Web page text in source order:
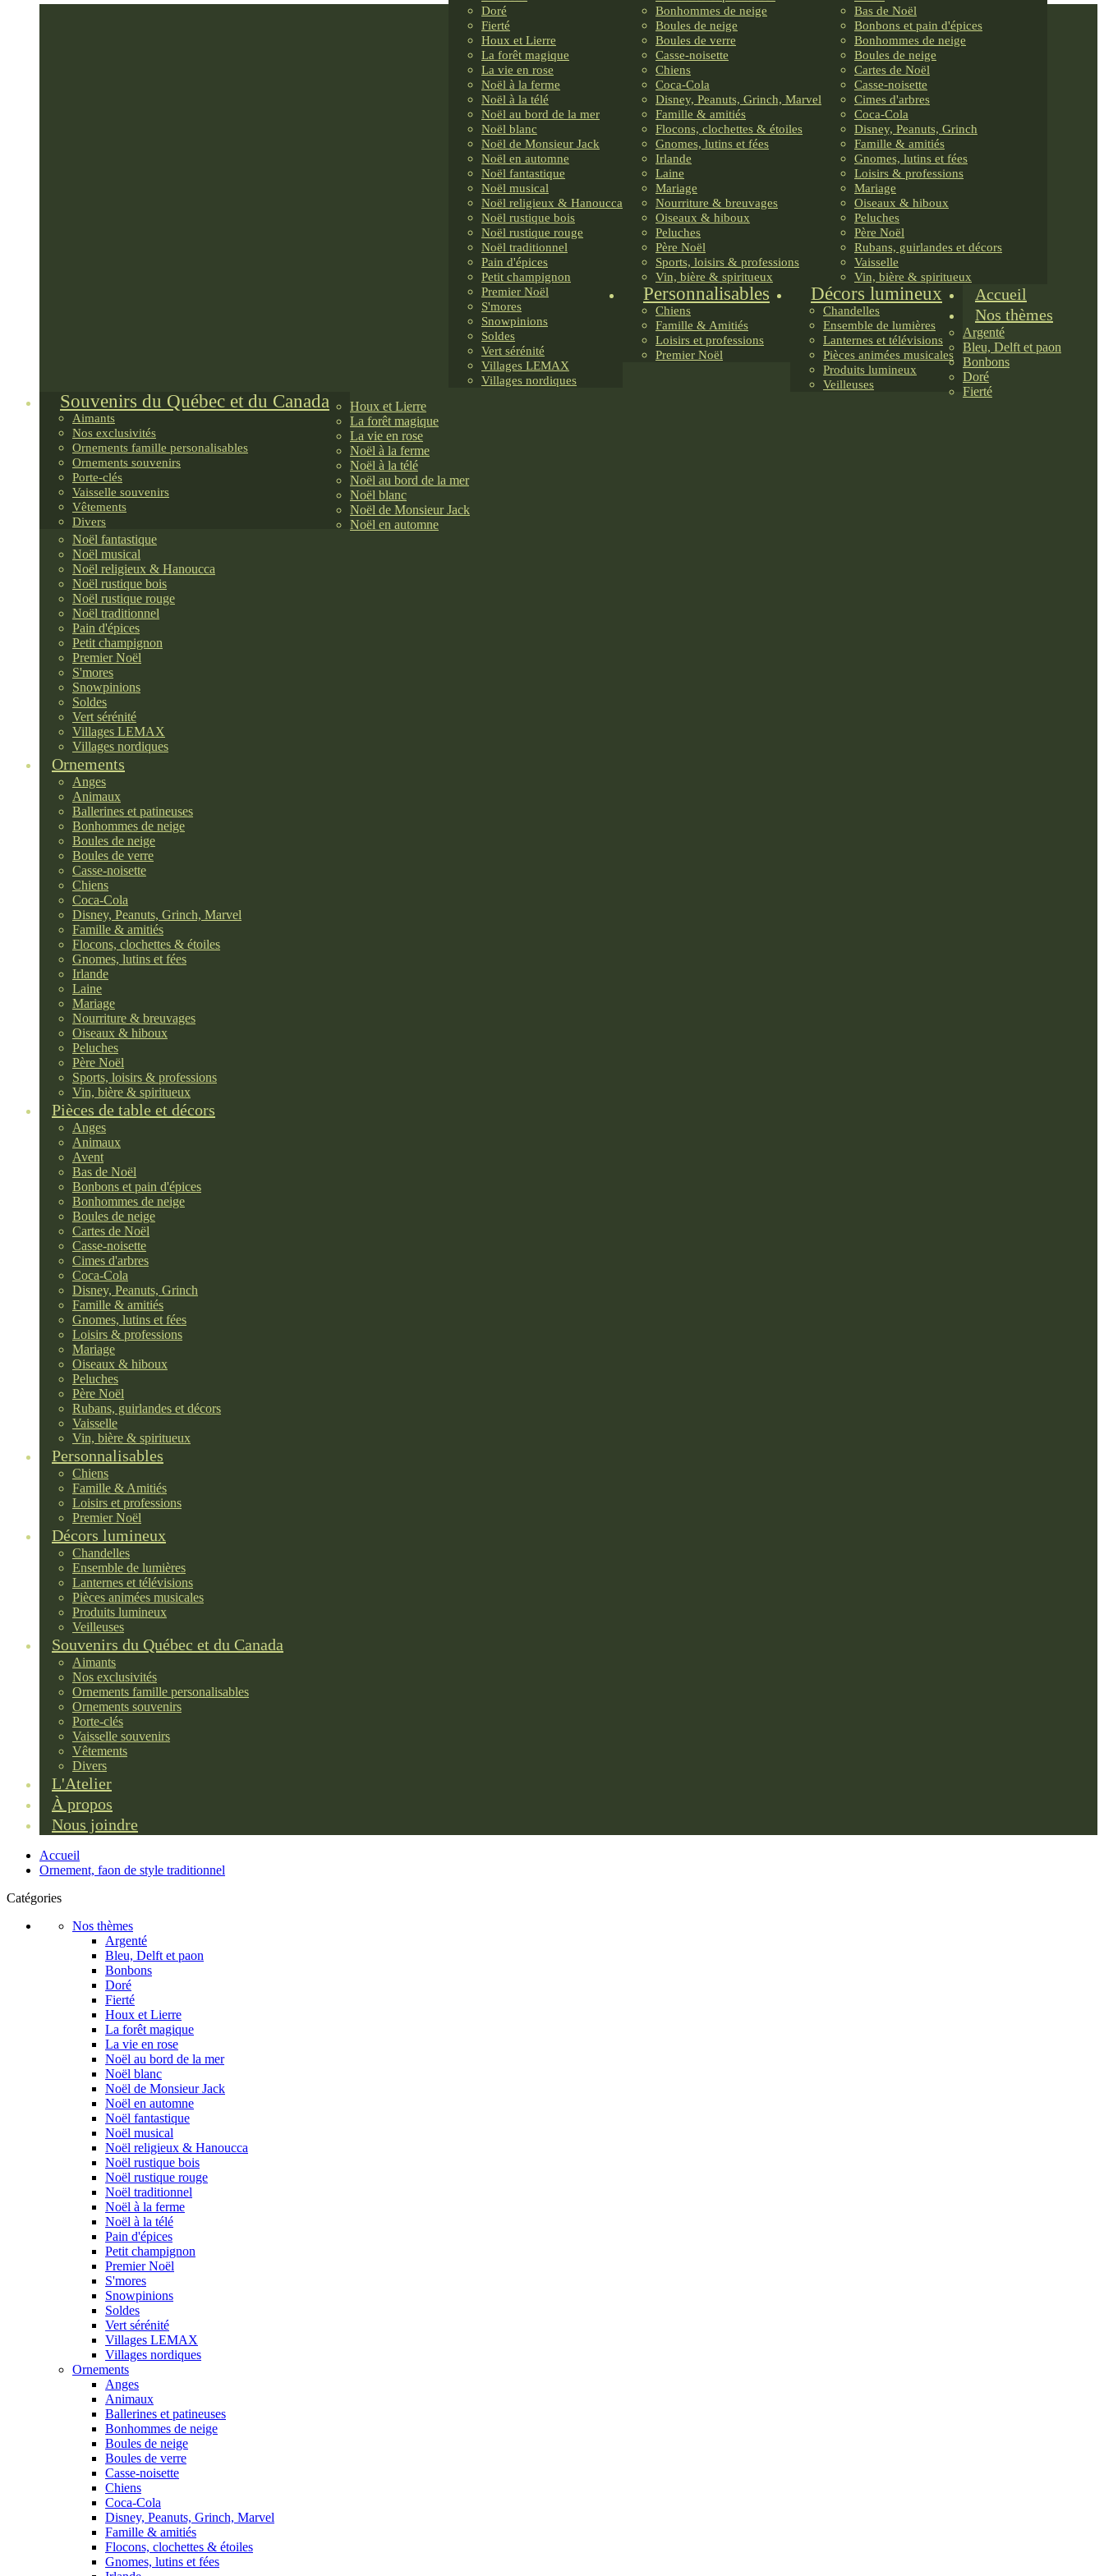
Doré
Fierté
Houx et Lierre
La forêt magique
La vie en rose
Noël à la ferme
Noël à la télé
Noël au bord de la mer
Noël blanc
Noël de Monsieur Jack
Noël en automne
Noël fantastique
Noël musical
Noël religieux & Hanoucca
Noël rustique bois
Noël rustique rouge
Noël traditionnel
Pain d'épices
Petit champignon
Premier Noël
S'mores
Snowpinions
Soldes
Vert sérénité
Villages LEMAX
Villages nordiques
Bonhommes de neige
Boules de neige
Boules de verre
Casse-noisette
Chiens
Coca-Cola
Disney, Peanuts, Grinch, Marvel
Famille & amitiés
Flocons, clochettes & étoiles
Gnomes, lutins et fées
Irlande
Laine
Mariage
Nourriture & breuvages
Oiseaux & hiboux
Peluches
Père Noël
Sports, loisirs & professions
Vin, bière & spiritueux
Bas de Noël
Bonbons et pain d'épices
Bonhommes de neige
Boules de neige
Cartes de Noël
Casse-noisette
Cimes d'arbres
Coca-Cola
Disney, Peanuts, Grinch
Famille & amitiés
Gnomes, lutins et fées
Loisirs & professions
Mariage
Oiseaux & hiboux
Peluches
Père Noël
Rubans, guirlandes et décors
Vaisselle
Vin, bière & spiritueux
Personnalisables
Chiens
Famille & Amitiés
Loisirs et professions
Premier Noël
Décors lumineux
Chandelles
Ensemble de lumières
Lanternes et télévisions
Pièces animées musicales
Produits lumineux
Veilleuses
Souvenirs du Québec et du Canada
Aimants
Nos exclusivités
Ornements famille personalisables
Ornements souvenirs
Porte-clés
Vaisselle souvenirs
Vêtements
Divers
Accueil
Nos thèmes
Argenté
Bleu, Delft et paon
Bonbons
Doré
Fierté
Houx et Lierre
La forêt magique
La vie en rose
Noël à la ferme
Noël à la télé
Noël au bord de la mer
Noël blanc
Noël de Monsieur Jack
Noël en automne
Noël fantastique
Noël musical
Noël religieux & Hanoucca
Noël rustique bois
Noël rustique rouge
Noël traditionnel
Pain d'épices
Petit champignon
Premier Noël
S'mores
Snowpinions
Soldes
Vert sérénité
Villages LEMAX
Villages nordiques
Ornements
Anges
Animaux
Ballerines et patineuses
Bonhommes de neige
Boules de neige
Boules de verre
Casse-noisette
Chiens
Coca-Cola
Disney, Peanuts, Grinch, Marvel
Famille & amitiés
Flocons, clochettes & étoiles
Gnomes, lutins et fées
Irlande
Laine
Mariage
Nourriture & breuvages
Oiseaux & hiboux
Peluches
Père Noël
Sports, loisirs & professions
Vin, bière & spiritueux
Pièces de table et décors
Anges
Animaux
Avent
Bas de Noël
Bonbons et pain d'épices
Bonhommes de neige
Boules de neige
Cartes de Noël
Casse-noisette
Cimes d'arbres
Coca-Cola
Disney, Peanuts, Grinch
Famille & amitiés
Gnomes, lutins et fées
Loisirs & professions
Mariage
Oiseaux & hiboux
Peluches
Père Noël
Rubans, guirlandes et décors
Vaisselle
Vin, bière & spiritueux
Personnalisables
Chiens
Famille & Amitiés
Loisirs et professions
Premier Noël
Décors lumineux
Chandelles
Ensemble de lumières
Lanternes et télévisions
Pièces animées musicales
Produits lumineux
Veilleuses
Souvenirs du Québec et du Canada
Aimants
Nos exclusivités
Ornements famille personalisables
Ornements souvenirs
Porte-clés
Vaisselle souvenirs
Vêtements
Divers
L'Atelier
À propos
Nous joindre
Accueil
Ornement, faon de style traditionnel
Catégories
Nos thèmes
Argenté
Bleu, Delft et paon
Bonbons
Doré
Fierté
Houx et Lierre
La forêt magique
La vie en rose
Noël au bord de la mer
Noël blanc
Noël de Monsieur Jack
Noël en automne
Noël fantastique
Noël musical
Noël religieux & Hanoucca
Noël rustique bois
Noël rustique rouge
Noël traditionnel
Noël à la ferme
Noël à la télé
Pain d'épices
Petit champignon
Premier Noël
S'mores
Snowpinions
Soldes
Vert sérénité
Villages LEMAX
Villages nordiques
Ornements
Anges
Animaux
Ballerines et patineuses
Bonhommes de neige
Boules de neige
Boules de verre
Casse-noisette
Chiens
Coca-Cola
Disney, Peanuts, Grinch, Marvel
Famille & amitiés
Flocons, clochettes & étoiles
Gnomes, lutins et fées